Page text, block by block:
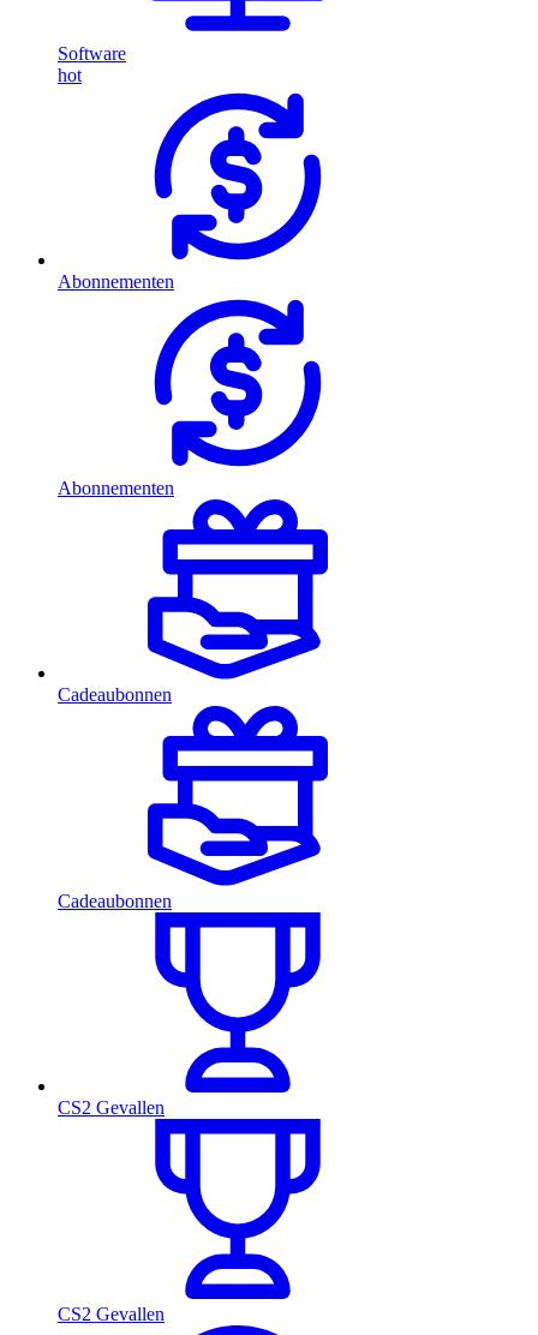
Software
hot
Abonnementen
Abonnementen
Cadeaubonnen
Cadeaubonnen
CS2 Gevallen
CS2 Gevallen